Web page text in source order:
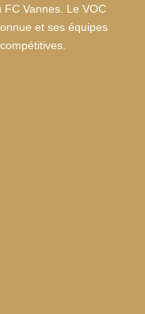
FC Vannes. Le VOC
et ses équipes